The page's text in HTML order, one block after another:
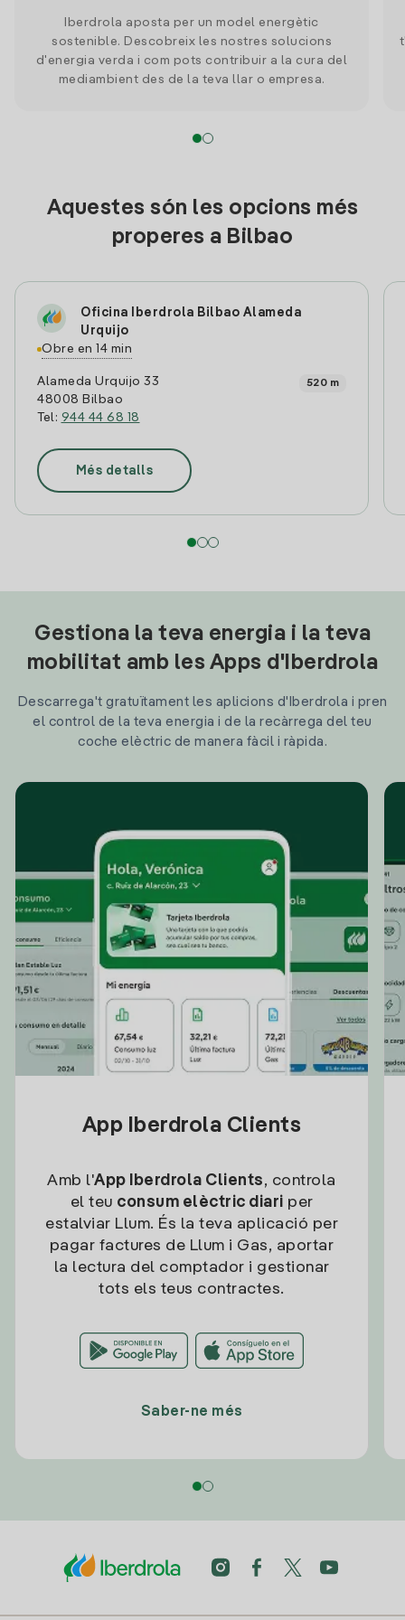
Iberdrola aposta per un model energètic
sostenible. Descobreix les nostres solucions
d'energia verda i com pots contribuir a la cura del
mediambient des de la teva llar o empresa.
Aquestes són les opcions més
properes a Bilbao
Oficina Iberdrola Bilbao Alameda
Urquijo
Obre en 14 min
Alameda Urquijo 33
48008 Bilbao
Tel: 944 44 68 18
520 m
Més detalls
Gestiona la teva energia i la teva
mobilitat amb les Apps d'Iberdrola
Descarrega't gratuïtament les aplicions d'Iberdrola i pren
el control de la teva energia i de la recàrrega del teu
coche elèctric de manera fàcil i ràpida.
App Iberdrola Clients
Amb l'App Iberdrola Clients, controla
el teu consum elèctric diari per
estalviar Llum. És la teva aplicació per
pagar factures de Llum i Gas, aportar
la lectura del comptador i gestionar
tots els teus contractes.
Saber-ne més